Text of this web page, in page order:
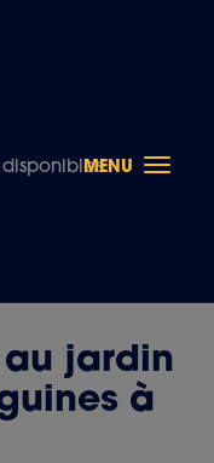
disponiblesMENU
Toggle
au jardin
à